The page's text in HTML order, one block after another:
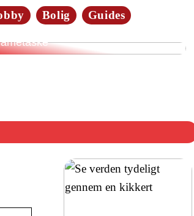
Bolig Guides
elsker tasker i læder: